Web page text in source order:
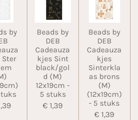
by
Ster
Beads by
DEB
Cadeauza
kjes Sint
black/gol
d (M)
12x19cm -
5 stuks
€ 1,39
Beads by
DEB
Cadeauza
kjes
Sinterkla
as brons
(M)
(12x19cm)
- 5 stuks
€ 1,39